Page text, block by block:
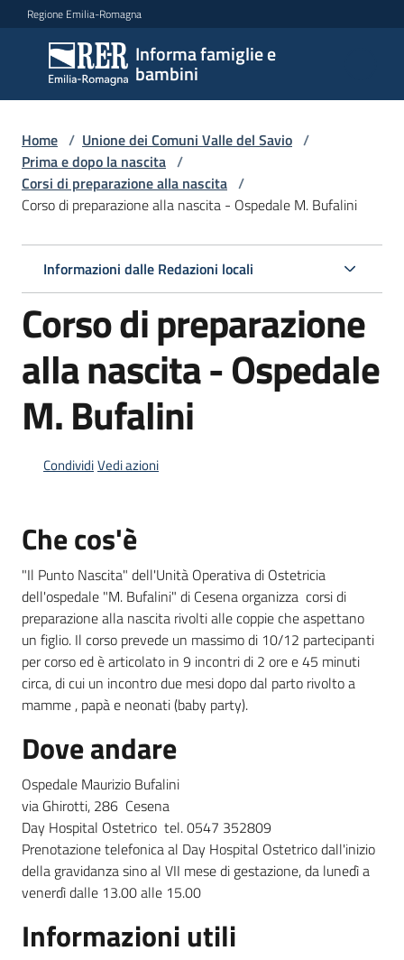
Vai al contenuto
Vai alla navigazione
Vai al footer
Regione Emilia-Romagna
Informa famiglie e
bambini
Informa
famiglie
e
bambini
Argomenti
Servizi
Centri
le
Informazioni
Newsletter
Home / Unione dei Comuni Valle del Savio /
Prima e dopo la nascita /
Corsi di preparazione alla nascita /
Corso di preparazione alla nascita - Ospedale M. Bufalini
Informazioni dalle Redazioni locali
Corso di preparazione
alla nascita - Ospedale
M. Bufalini
CondividiVedi azioni
Che cos'è
"Il Punto Nascita" dell'Unità Operativa di Ostetricia
dell'ospedale "M. Bufalini" di Cesena organizza corsi di
preparazione alla nascita rivolti alle coppie che aspettano
un figlio. Il corso prevede un massimo di 10/12 partecipanti
per corso ed è articolato in 9 incontri di 2 ore e 45 minuti
circa, di cui un incontro due mesi dopo dal parto rivolto a
mamme , papà e neonati (baby party).
Dove andare
Ospedale Maurizio Bufalini
via Ghirotti, 286 Cesena
Day Hospital Ostetrico tel. 0547 352809
Prenotazione telefonica al Day Hospital Ostetrico dall'inizio
della gravidanza sino al VII mese di gestazione, da lunedì a
venerdì dalle 13.00 alle 15.00
Informazioni utili